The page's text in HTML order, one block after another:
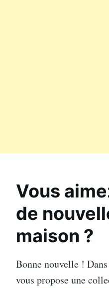
Vous
de
maison ?
Bonne nouvelle ! Dans
vous propose une